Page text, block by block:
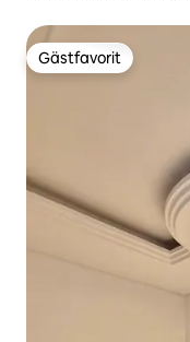
Gästfavorit
Gästfavorit